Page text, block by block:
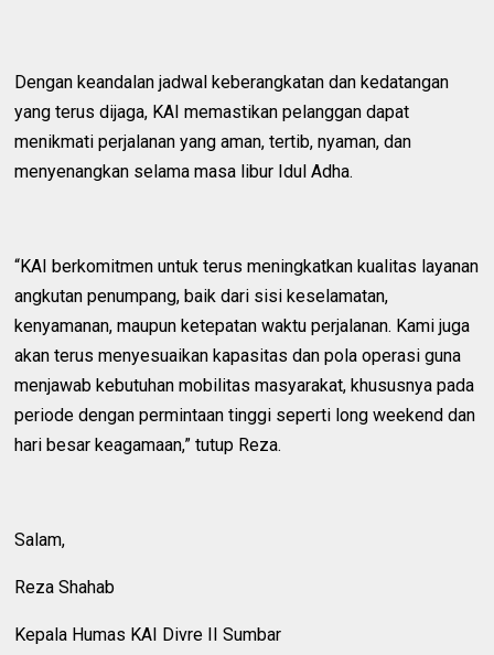
Dengan keandalan jadwal keberangkatan dan kedatangan
yang terus dijaga, KAI memastikan pelanggan dapat
menikmati perjalanan yang aman, tertib, nyaman, dan
menyenangkan selama masa libur Idul Adha.
“KAI berkomitmen untuk terus meningkatkan kualitas layanan
angkutan penumpang, baik dari sisi keselamatan,
kenyamanan, maupun ketepatan waktu perjalanan. Kami juga
akan terus menyesuaikan kapasitas dan pola operasi guna
menjawab kebutuhan mobilitas masyarakat, khususnya pada
periode dengan permintaan tinggi seperti long weekend dan
hari besar keagamaan,” tutup Reza.
Salam,
Reza Shahab
Kepala Humas KAI Divre II Sumbar